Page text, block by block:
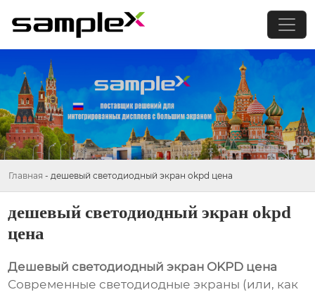
Главная - дешевый светодиодный экран okpd цена
дешевый светодиодный экран okpd
цена
Дешевый светодиодный экран OKPD цена
Современные светодиодные экраны (или, как